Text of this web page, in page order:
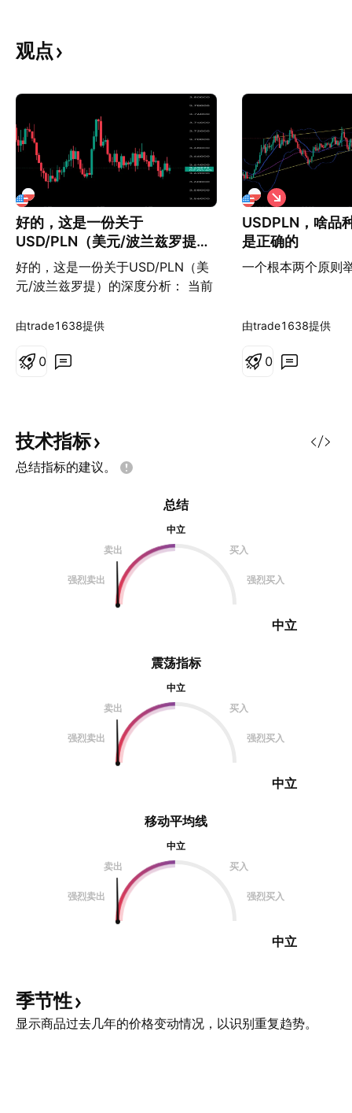
观点
好的，这是一份关于
USD/PLN（美元/波兰兹罗提）
的深度分析： 当前USD/PLN的
走势核心由**全球与本地因素的
好的，这是一份关于USD/PLN（美
元/波兰兹罗提）的深度分析： 当前
地因素的激烈角力**所主导。**美元
场对美联储降息预期的持续推迟，使
在于其显著的**韧性**。这主要源于
波兰宏观经济的稳健表现，特别是其
**相对较高的利率（目前为5.75%）
易，为兹罗提提供了支撑。此外，欧
盟复苏资金的流入预期改善了财政前
景，增强了市场信心。 短期波动将
极大程度上受到**波兰央行（NBP）
的政策立场
由trade1638提供
0
USDPLN，啥品
是正确的
一个根本两个原则
做
空
由trade1638提供
0
技术指标
总结指标的建议。
震荡指标
中立
卖出
买入
强烈卖出 强烈买入
中立
总结
中立
卖出
买入
强烈卖出 强烈买入
中立
移动平均线
中立
卖出
买入
强烈卖出 强烈买入
中立
季节性
显示商品过去几年的价格变动情况，以识别重复趋势。